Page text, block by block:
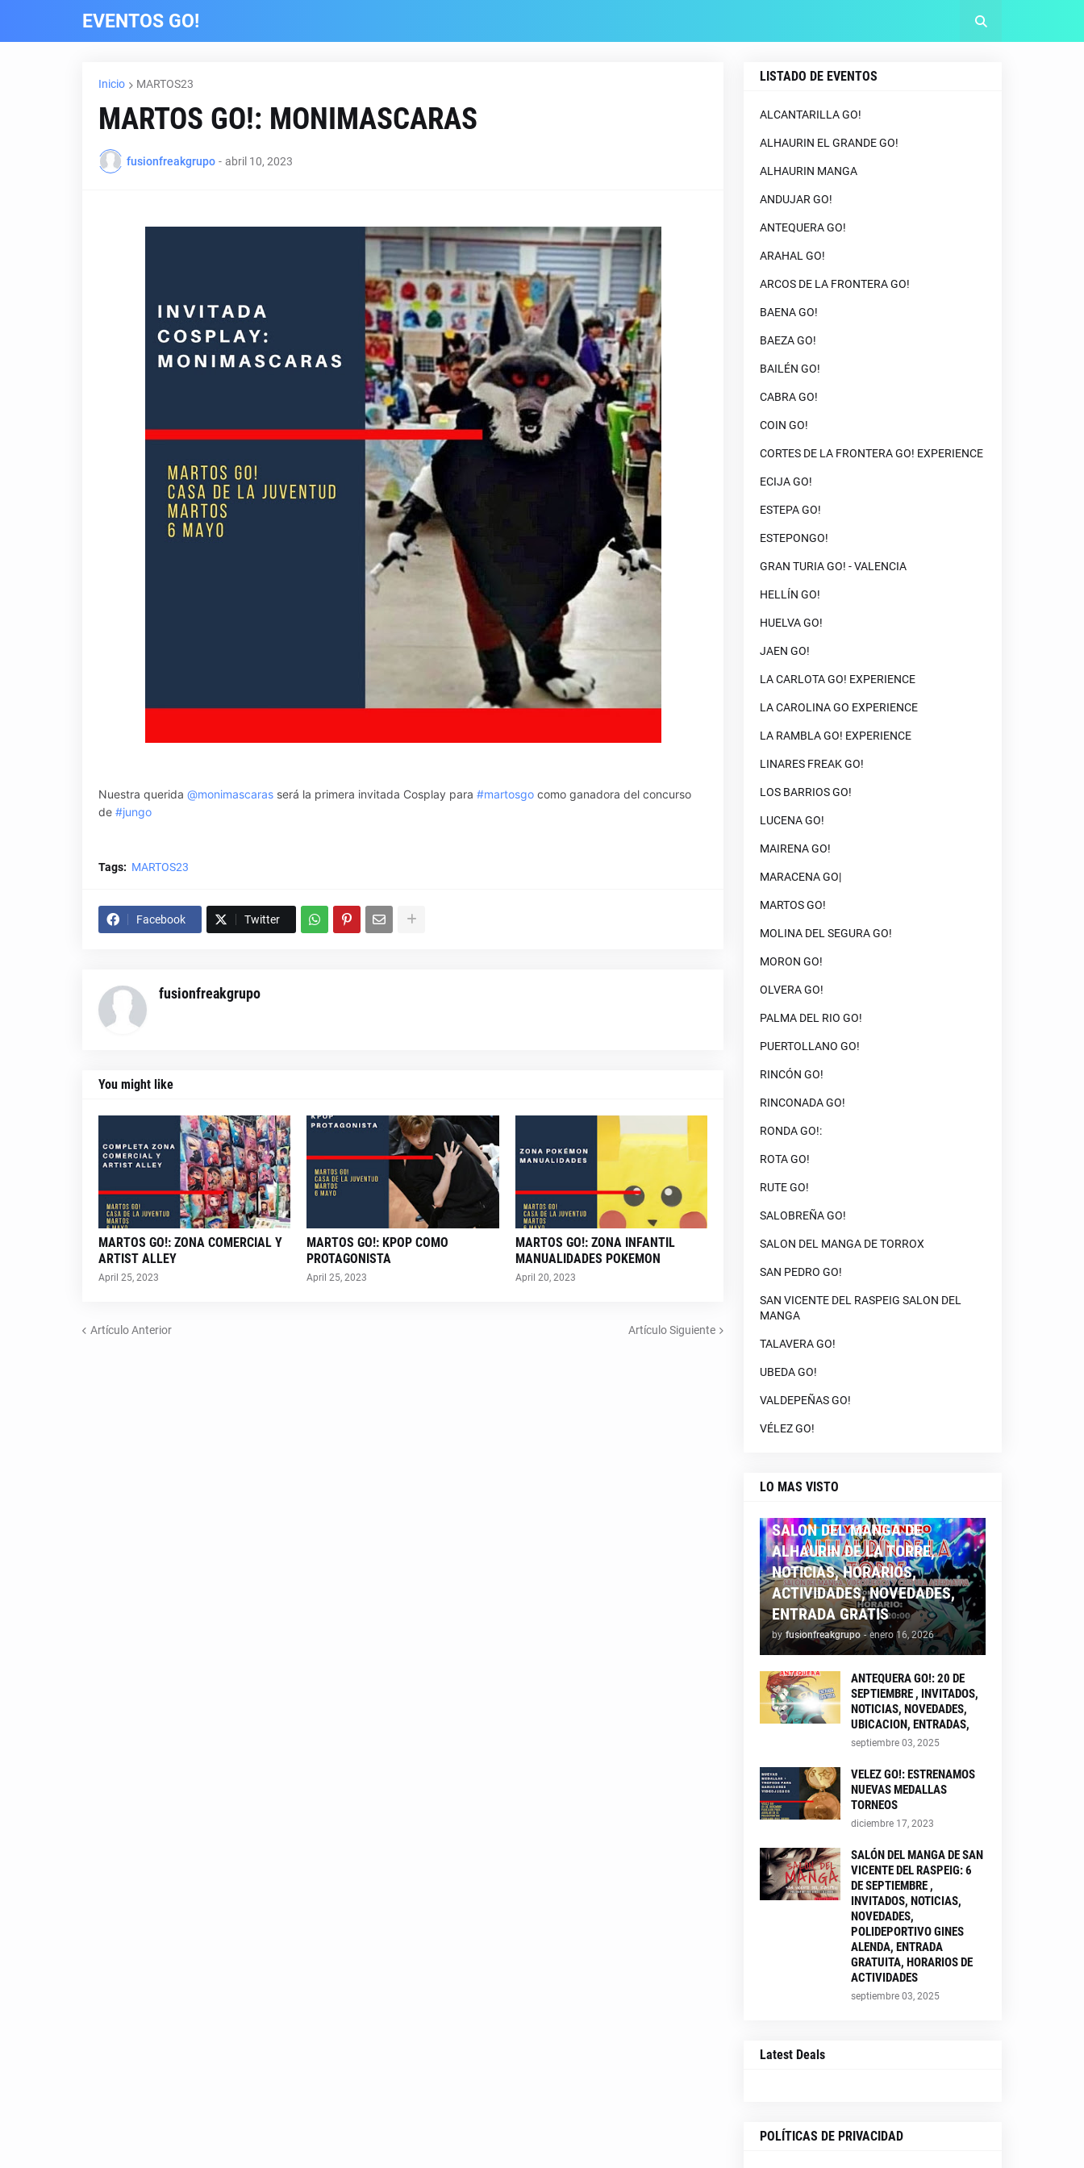
EVENTOS GO!
Inicio MARTOS23
MARTOS GO!: MONIMASCARAS
fusionfreakgrupo - abril 10, 2023
Nuestra querida @monimascaras será la primera invitada Cosplay para #martosgo como ganadora del concurso
de #jungo
Tags: MARTOS23
Facebook Twitter
fusionfreakgrupo
You might like
MARTOS GO!: ZONA COMERCIAL Y
ARTIST ALLEY
April 25, 2023
MARTOS GO!: KPOP COMO
PROTAGONISTA
April 25, 2023
MARTOS GO!: ZONA INFANTIL
MANUALIDADES POKEMON
April 20, 2023
Artículo Anterior Artículo Siguiente
LISTADO DE EVENTOS
ALCANTARILLA GO!
ALHAURIN EL GRANDE GO!
ALHAURIN MANGA
ANDUJAR GO!
ANTEQUERA GO!
ARAHAL GO!
ARCOS DE LA FRONTERA GO!
BAENA GO!
BAEZA GO!
BAILÉN GO!
CABRA GO!
COIN GO!
CORTES DE LA FRONTERA GO! EXPERIENCE
ECIJA GO!
ESTEPA GO!
ESTEPONGO!
GRAN TURIA GO! - VALENCIA
HELLÍN GO!
HUELVA GO!
JAEN GO!
LA CARLOTA GO! EXPERIENCE
LA CAROLINA GO EXPERIENCE
LA RAMBLA GO! EXPERIENCE
LINARES FREAK GO!
LOS BARRIOS GO!
LUCENA GO!
MAIRENA GO!
MARACENA GO|
MARTOS GO!
MOLINA DEL SEGURA GO!
MORON GO!
OLVERA GO!
PALMA DEL RIO GO!
PUERTOLLANO GO!
RINCÓN GO!
RINCONADA GO!
RONDA GO!:
ROTA GO!
RUTE GO!
SALOBREÑA GO!
SALON DEL MANGA DE TORROX
SAN PEDRO GO!
SAN VICENTE DEL RASPEIG SALON DEL
MANGA
TALAVERA GO!
UBEDA GO!
VALDEPEÑAS GO!
VÉLEZ GO!
LO MAS VISTO
SALON DEL MANGA DE
ALHAURIN DE LA TORRE,
NOTICIAS, HORARIOS,
ACTIVIDADES, NOVEDADES,
ENTRADA GRATIS
by fusionfreakgrupo - enero 16, 2026
ANTEQUERA GO!: 20 DE
SEPTIEMBRE , INVITADOS,
NOTICIAS, NOVEDADES,
UBICACION, ENTRADAS,
septiembre 03, 2025
VELEZ GO!: ESTRENAMOS
NUEVAS MEDALLAS
TORNEOS
diciembre 17, 2023
SALÓN DEL MANGA DE SAN
VICENTE DEL RASPEIG: 6
DE SEPTIEMBRE ,
INVITADOS, NOTICIAS,
NOVEDADES,
POLIDEPORTIVO GINES
ALENDA, ENTRADA
GRATUITA, HORARIOS DE
ACTIVIDADES
septiembre 03, 2025
Latest Deals
POLÍTICAS DE PRIVACIDAD